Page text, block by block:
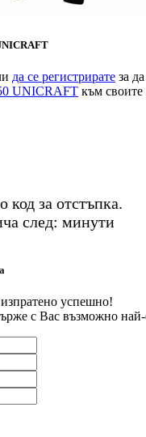
да се регистрирате за
UNICRAFT към
код за отстъпка.
след: минути
успешно!
с Вас възможно най-